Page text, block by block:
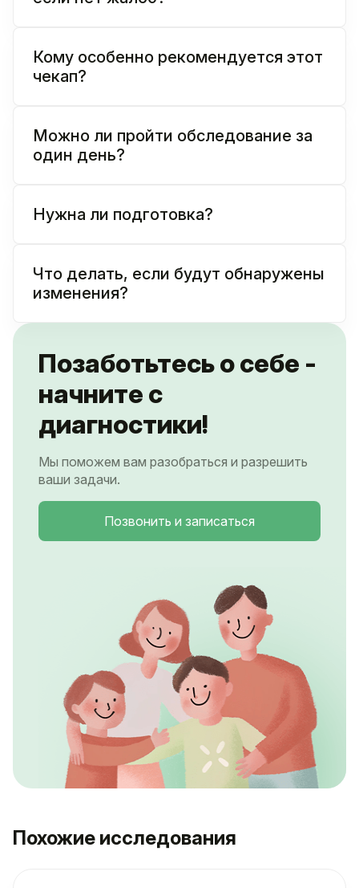
Кому особенно рекомендуется этот
чекап?
Можно ли пройти обследование за
один день?
Нужна ли подготовка?
Что делать, если будут обнаружены
изменения?
Позаботьтесь о себе -
начните с
диагностики!
Мы поможем вам разобраться и разрешить
ваши задачи.
Позвонить и записаться
Похожие исследования